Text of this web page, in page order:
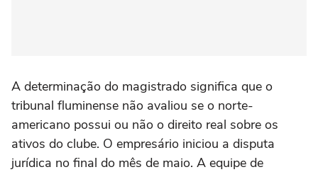
A determinação do magistrado significa que o
tribunal fluminense não avaliou se o norte-
americano possui ou não o direito real sobre os
ativos do clube. O empresário iniciou a disputa
jurídica no final do mês de maio. A equipe de